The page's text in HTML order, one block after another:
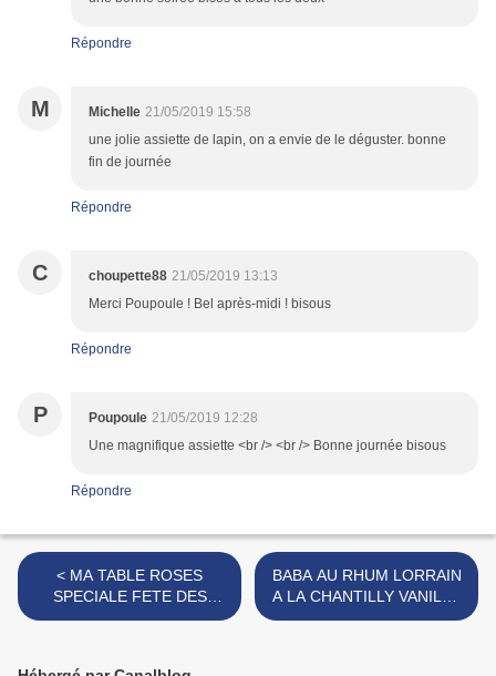
Répondre
M Michelle 21/05/2019 15:58
une jolie assiette de lapin, on a envie de le déguster. bonne
fin de journée
Répondre
C choupette88 21/05/2019 13:13
Merci Poupoule ! Bel après-midi ! bisous
Répondre
P Poupoule 21/05/2019 12:28
Une magnifique assiette <br /> <br /> Bonne journée bisous
Répondre
< MA TABLE ROSES
SPECIALE FETE DES
MERES
BABA AU RHUM LORRAIN
A LA CHANTILLY VANILLE
>